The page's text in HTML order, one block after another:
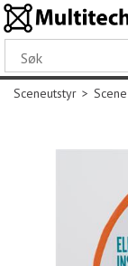
Sceneutstyr>